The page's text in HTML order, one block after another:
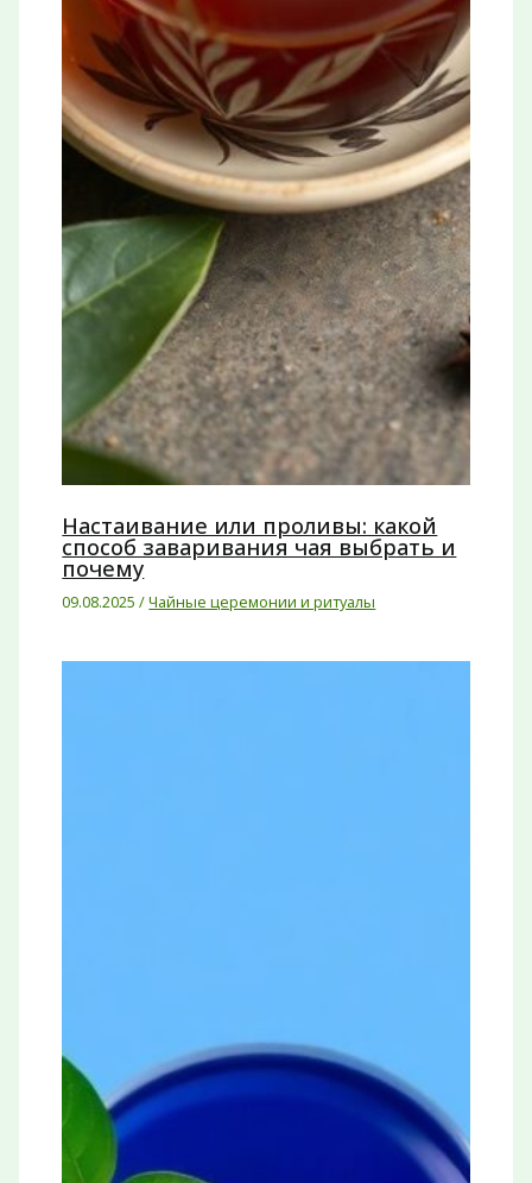
Настаивание или проливы: какой
способ заваривания чая выбрать и
почему
09.08.2025/Чайные церемонии и ритуалы